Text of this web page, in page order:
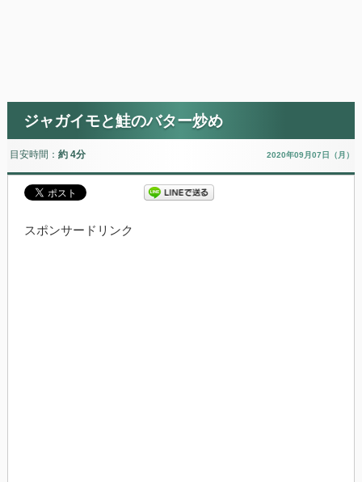
ジャガイモと鮭のバター炒め
目安時間： 約 4分 2020年09月07日（月）
スポンサードリンク